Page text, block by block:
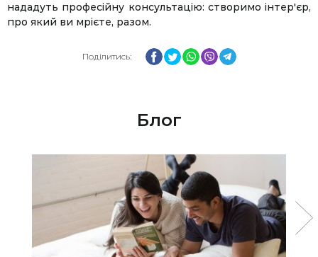
нададуть професійну консультацію: створимо інтер'єр,
про який ви мрієте, разом.
Поділитись: Facebook
Twitter
WhatsApp
ViberTelegram
Блог